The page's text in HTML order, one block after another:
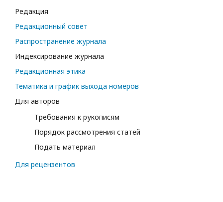
Редакция
Редакционный совет
Распространение журнала
Индексирование журнала
Редакционная этика
Тематика и график выхода номеров
Для авторов
Требования к рукописям
Порядок рассмотрения статей
Подать материал
Для рецензентов